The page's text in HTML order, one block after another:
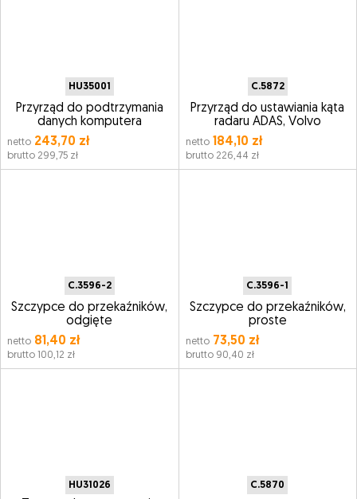
HU35001
Przyrząd do podtrzymania
danych komputera
netto 243,70 zł
brutto 299,75 zł
C.5872
Przyrząd do ustawiania kąta
radaru ADAS, Volvo
netto184,10 zł
brutto 226,44 zł
C.3596-2
Szczypce do przekaźników,
odgięte
netto 81,40 zł
brutto 100,12 zł
C.3596-1
Szczypce do przekaźników,
proste
netto73,50 zł
brutto 90,40 zł
HU31026 C.5870